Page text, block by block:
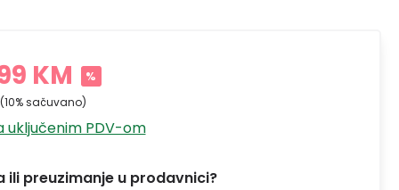
KM %
(10% sačuvano)
uključenim PDV-om
ili preuzimanje u prodavnici?